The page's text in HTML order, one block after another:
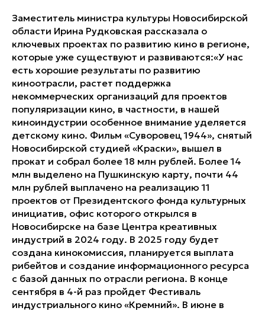
Заместитель министра культуры Новосибирской
области Ирина Рудковская рассказала о
ключевых проектах по развитию кино в регионе,
которые уже существуют и развиваются:«У нас
есть хорошие результаты по развитию
киноотрасли, растет поддержка
некоммерческих организаций для проектов
популяризации кино, в частности, в нашей
киноиндустрии особенное внимание уделяется
детскому кино. Фильм «Суворовец 1944», снятый
Новосибирской студией «Краски», вышел в
прокат и собрал более 18 млн рублей. Более 14
млн выделено на Пушкинскую карту, почти 44
млн рублей выплачено на реализацию 11
проектов от Президентского фонда культурных
инициатив, офис которого открылся в
Новосибирске на базе Центра креативных
индустрий в 2024 году. В 2025 году будет
создана кинокомиссия, планируется выплата
рибейтов и создание информационного ресурса
с базой данных по отрасли региона. В конце
сентября в 4-й раз пройдет Фестиваль
индустриального кино «Кремний». В июне в